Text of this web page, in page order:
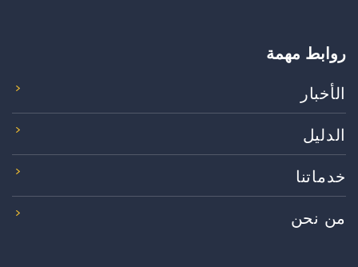
روابط مهمة
الأخبار
الدليل
خدماتنا
من نحن